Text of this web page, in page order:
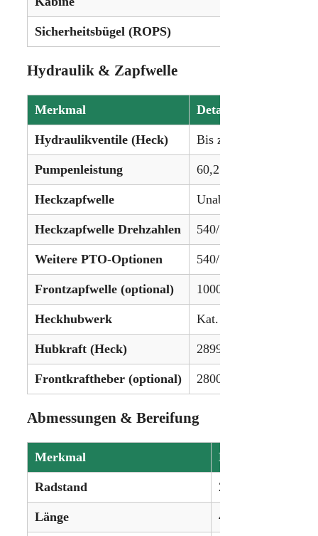
Sicherheitsbügel (ROPS)
Hydraulik & Zapfwelle
Merkmal Details
Hydraulikventile (Heck) Bis zu 3
Pumpenleistung 60,2 L/min (15,9 gpm)
Heckzapfwelle Unabhängig
Heckzapfwelle Drehzahlen 540/1000 U/min
Weitere PTO-Optionen 540/540E (optional)
Frontzapfwelle (optional) 1000 U/min
Heckhubwerk Kat. II
Hubkraft (Heck) 2899 kg (6.393 lbs)
Frontkraftheber (optional) 2800 kg (6.173 lbs)
Abmessungen & Bereifung
Merkmal Details
Radstand 248 cm (98 Zoll)
Länge 418 cm (164,6